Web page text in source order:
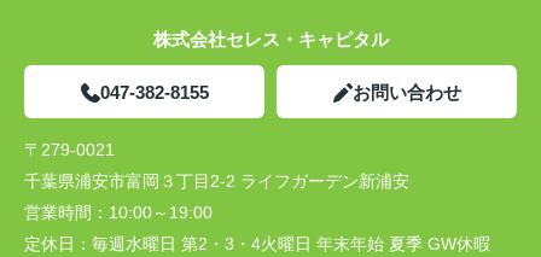
株式会社セレス・キャピタル
047-382-8155 お問い合わせ
〒279-0021
千葉県浦安市富岡３丁目2-2 ライフガーデン新浦安
営業時間： 10:00～19:00
定休日： 毎週水曜日 第2・3・4火曜日 年末年始 夏季 GW休暇